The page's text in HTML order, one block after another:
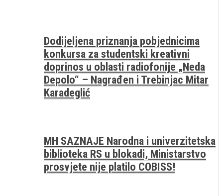
Dodijeljena priznanja pobjednicima
konkursa za studentski kreativni
doprinos u oblasti radiofonije „Neda
Depolo“ – Nagrađen i Trebinjac Mitar
Karadeglić
MH SAZNAJE Narodna i univerzitetska
biblioteka RS u blokadi, Ministarstvo
prosvjete nije platilo COBISS!